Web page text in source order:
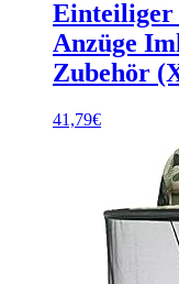
Einteiliger
Anzüge
Zubehör
41,79€